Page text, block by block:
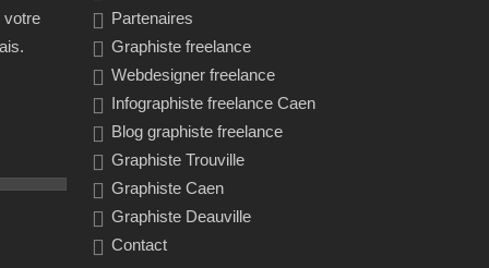
votre
Partenaires
Graphiste freelance
Webdesigner freelance
Infographiste freelance Caen
Blog graphiste freelance
Graphiste Trouville
Graphiste Caen
Graphiste Deauville
Contact